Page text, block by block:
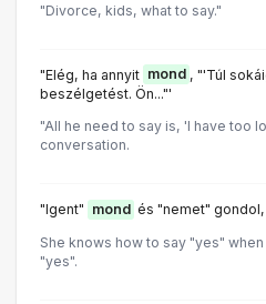
"Divorce, kids, what to say."
"Elég, ha annyit mond , "'Túl
beszélgetést. Ön..."'
"All he need to say is, 'l have too
conversation.
"Igent" mond és "nemet"
She knows how to say "yes"
"yes".